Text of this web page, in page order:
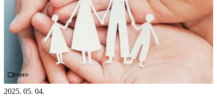
Videó
2025. 05. 04.